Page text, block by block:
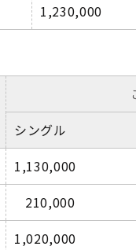
1,230,000
シングル
1,130,000
210,000
1,020,000